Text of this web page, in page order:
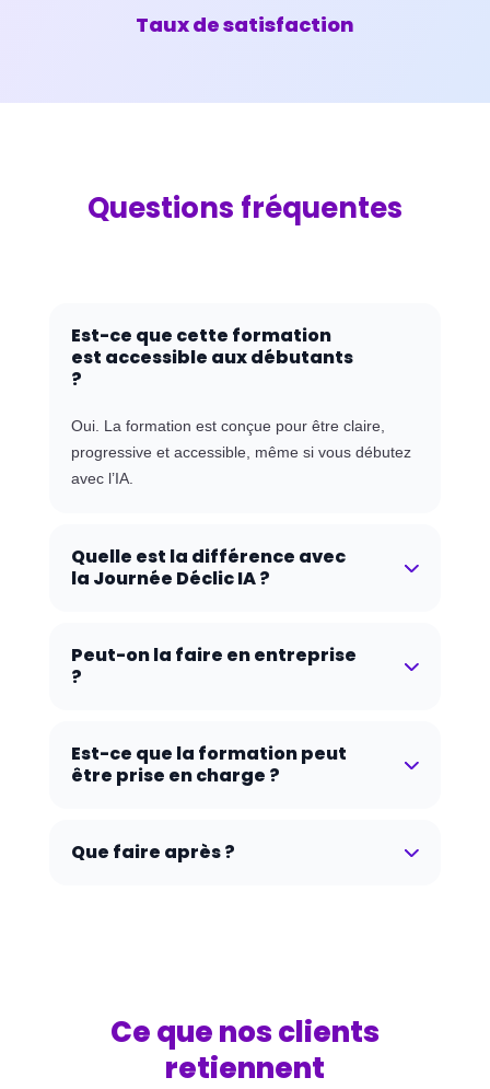
Taux de satisfaction
Questions fréquentes
Est-ce que cette formation
est accessible aux débutants
?
Oui. La formation est conçue pour être claire,
progressive et accessible, même si vous débutez
avec l’IA.
Quelle est la différence avec
la Journée Déclic IA ?
Peut-on la faire en entreprise
?
Est-ce que la formation peut
être prise en charge ?
Que faire après ?
Ce que nos clients
retiennent